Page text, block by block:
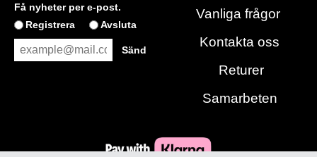
Få nyheter per e-post.
Registrera
Avsluta
Vanliga frågor
Kontakta oss
Returer
Samarbeten